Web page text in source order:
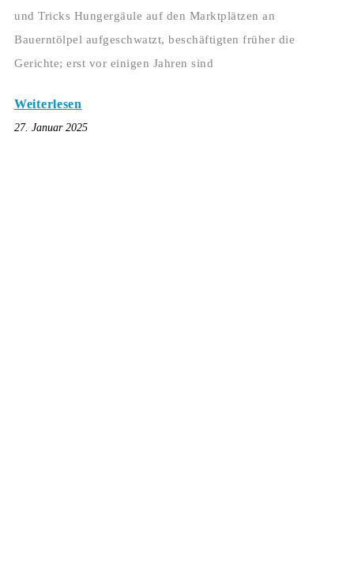
und Tricks Hungergäule auf den Marktplätzen an
Bauerntölpel aufgeschwatzt, beschäftigten früher die
Gerichte; erst vor einigen Jahren sind
Weiterlesen
27. Januar 2025